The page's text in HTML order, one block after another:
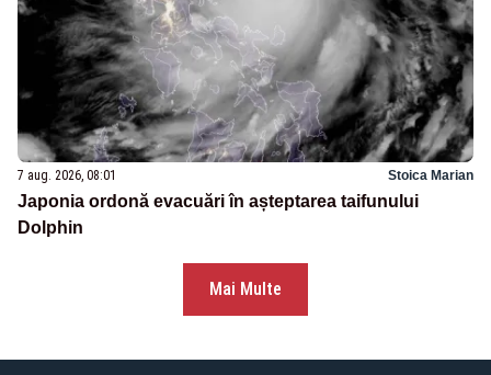
7 aug. 2026, 08:01 Stoica Marian
Japonia ordonă evacuări în așteptarea taifunului
Dolphin
Mai Multe